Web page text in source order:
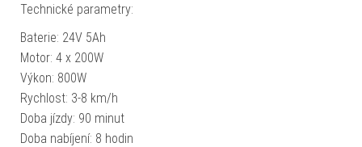
Technické parametry:
Baterie: 24V 5Ah
Motor: 4 x 200W
Výkon: 800W
Rychlost: 3-8 km/h
Doba jízdy: 90 minut
Doba nabíjení: 8 hodin